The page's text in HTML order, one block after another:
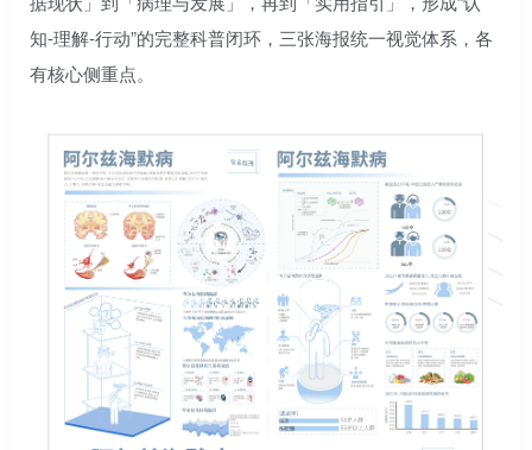
知-理解-行动”的完整科普闭环，三张海报统一视觉体系，各
有核心侧重点。